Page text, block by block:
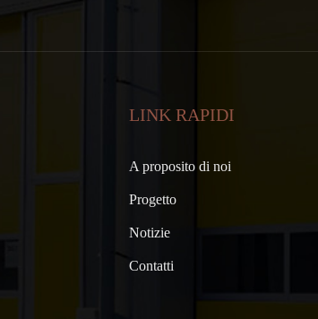
LINK RAPIDI
A proposito di noi
Progetto
Notizie
Contatti